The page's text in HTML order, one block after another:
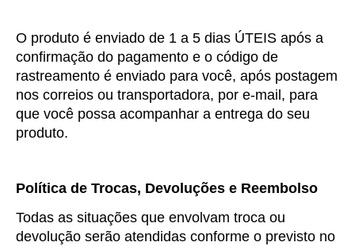
O produto é enviado de 1 a 5 dias ÚTEIS após a
confirmação do pagamento e o código de
rastreamento é enviado para você, após postagem
nos correios ou transportadora, por e-mail, para
que você possa acompanhar a entrega do seu
produto.
Política de Trocas, Devoluções e Reembolso
Todas as situações que envolvam troca ou
devolução serão atendidas conforme o previsto no